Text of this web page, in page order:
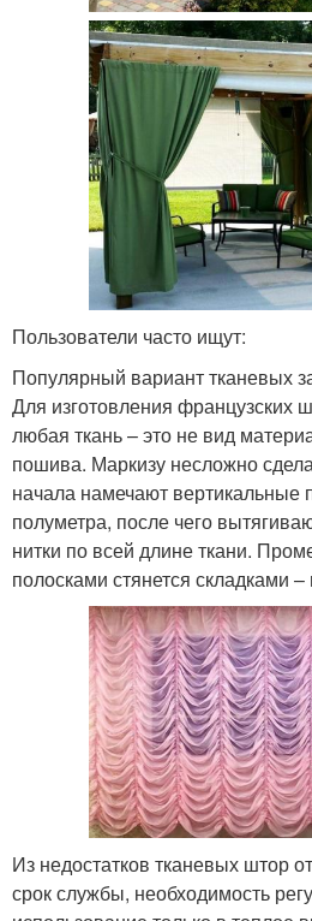
Пользователи часто ищут:
Популярный вариант тканевых
Для изготовления французских
любая ткань – это не вид
пошива. Маркизу несложно
начала намечают вертикальные
полуметра, после чего
нитки по всей длине ткани.
полосками стянется складками –
Из недостатков тканевых штор
срок службы, необходимость